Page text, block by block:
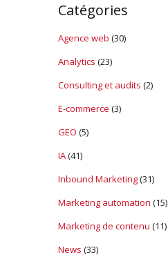
Catégories
Agence web (30)
Analytics (23)
Consulting et audits (2)
E-commerce (3)
GEO (5)
IA(41)
Inbound Marketing(31)
Marketing automation (15)
Marketing de contenu (11)
News (33)